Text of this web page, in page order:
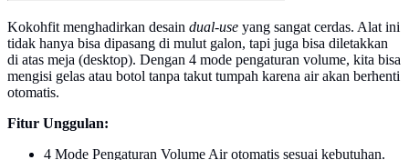
Kokohfit menghadirkan desain dual-use yang sangat cerdas. Alat ini
tidak hanya bisa dipasang di mulut galon, tapi juga bisa diletakkan
di atas meja (desktop). Dengan 4 mode pengaturan volume, kita bisa
mengisi gelas atau botol tanpa takut tumpah karena air akan berhenti
otomatis.
Fitur Unggulan:
4 Mode Pengaturan Volume Air otomatis sesuai kebutuhan.